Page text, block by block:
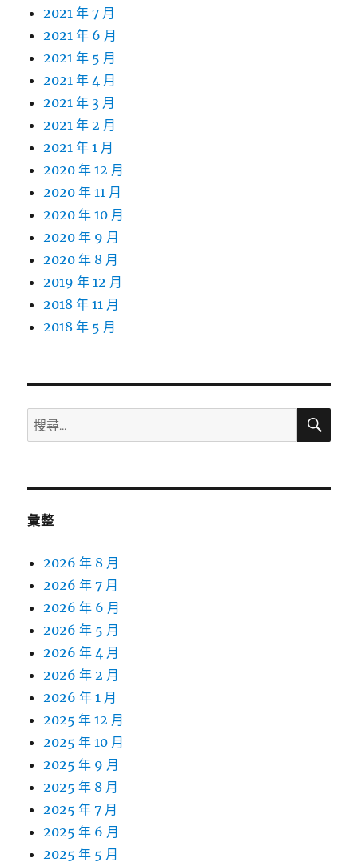
2021 年 7 月
2021 年 6 月
2021 年 5 月
2021 年 4 月
2021 年 3 月
2021 年 2 月
2021 年 1 月
2020 年 12 月
2020 年 11 月
2020 年 10 月
2020 年 9 月
2020 年 8 月
2019 年 12 月
2018 年 11 月
2018 年 5 月
搜
尋
鍵
搜
彙整
2026 年 8 月
2026 年 7 月
2026 年 6 月
2026 年 5 月
2026 年 4 月
2026 年 2 月
2026 年 1 月
2025 年 12 月
2025 年 10 月
2025 年 9 月
2025 年 8 月
2025 年 7 月
2025 年 6 月
2025 年 5 月